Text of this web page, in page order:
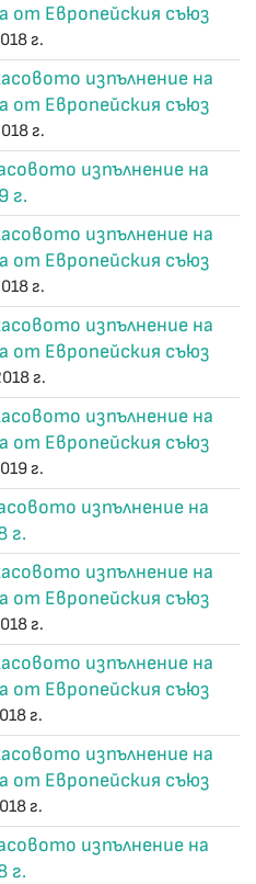
Европейския съюз
г.
изпълнение на
Европейския съюз
г.
изпълнение на
г.
изпълнение на
Европейския съюз
г.
изпълнение на
Европейския съюз
г.
изпълнение на
Европейския съюз
г.
изпълнение на
г.
изпълнение на
Европейския съюз
г.
изпълнение на
Европейския съюз
г.
изпълнение на
Европейския съюз
г.
изпълнение на
г.